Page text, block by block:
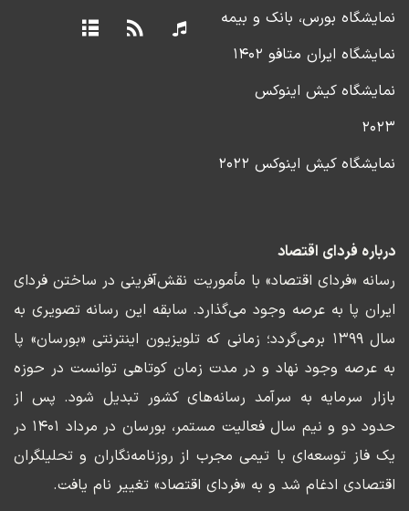
نمایشگاه بورس، بانک و بیمه
نمایشگاه ایران متافو ۱۴۰۲
نمایشگاه کیش اینوکس
۲۰۲۳
نمایشگاه کیش اینوکس ۲۰۲۲
درباره فردای اقتصاد
رسانه «فردای اقتصاد» با مأموریت نقش‌آفرینی در ساختن فردای
ایران پا به عرصه وجود می‌گذارد. سابقه این رسانه تصویری به
سال ۱۳۹۹ برمی‌گردد؛ زمانی که تلویزیون اینترنتی «بورسان» پا
به عرصه وجود نهاد و در مدت زمان کوتاهی توانست در حوزه
بازار سرمایه به سرآمد رسانه‌های کشور تبدیل شود. پس از
حدود دو و نیم سال فعالیت مستمر، بورسان در مرداد ۱۴۰۱ در
یک فاز توسعه‌ای با تیمی مجرب از روزنامه‌نگاران و تحلیلگران
اقتصادی ادغام شد و به «فردای اقتصاد» تغییر نام یافت.